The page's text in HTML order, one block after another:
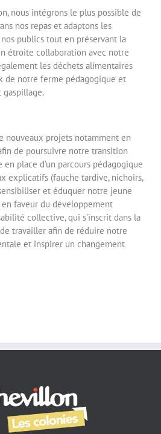
nous intégrons le plus possible de
nos repas et adaptons les
publics tout en préservant la
étroite collaboration avec notre
les déchets alimentaires
de notre ferme pédagogique et
nouveaux projets notamment en
de poursuivre notre transition
place d’un parcours pédagogique
explicatifs (fauche tardive, nichoirs,
et éduquer notre jeune
faveur du développement
collective, qui s’inscrit dans la
travailler afin de réduire notre
et inspirer un changement